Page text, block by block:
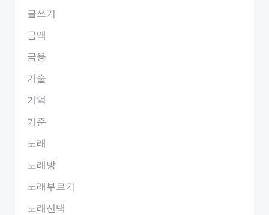
글쓰기
금액
금융
기술
기억
기준
노래
노래방
노래부르기
노래선택